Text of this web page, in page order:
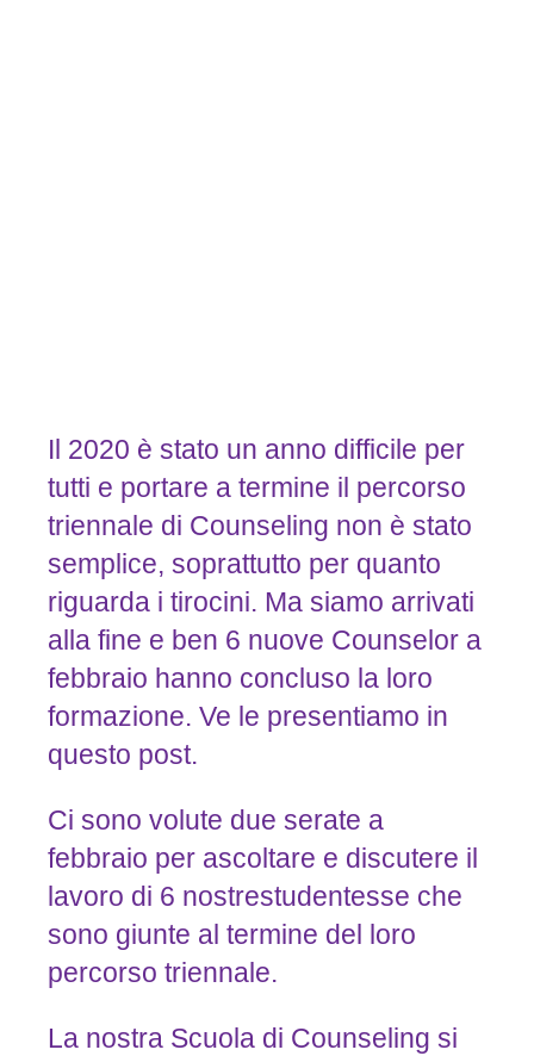
Il 2020 è stato un anno difficile per
tutti e portare a termine il percorso
triennale di Counseling non è stato
semplice, soprattutto per quanto
riguarda i tirocini. Ma siamo arrivati
alla fine e ben 6 nuove Counselor a
febbraio hanno concluso la loro
formazione. Ve le presentiamo in
questo post.
Ci sono volute due serate a
febbraio per ascoltare e discutere il
lavoro di 6 nostrestudentesse che
sono giunte al termine del loro
percorso triennale.
La nostra Scuola di Counseling si